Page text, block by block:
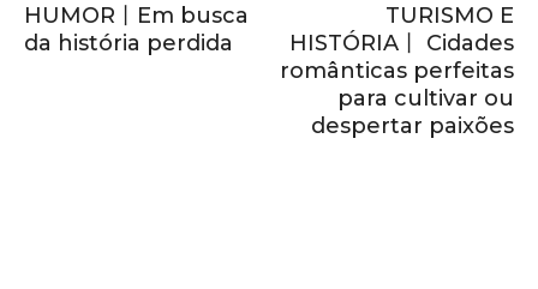
HUMOR丨Em busca
da história perdida
TURISMO E
HISTÓRIA丨 Cidades
românticas perfeitas
para cultivar ou
despertar paixões